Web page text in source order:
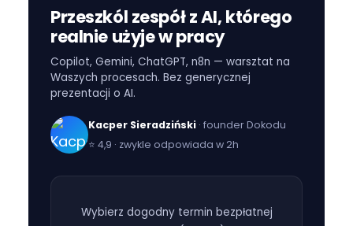
się czy wynik ma sens. Z Gemini: piszesz
pytanie po polsku i dostajesz
odpowiedź w 10 sekund. Bez VLOOKUP,
bez SUMIFS, bez bólu głowy.
Przeszkól zespół z AI, którego
realnie użyje w pracy
Copilot, Gemini, ChatGPT, n8n — warsztat na
Waszych procesach. Bez generycznej
prezentacji o AI.
Kacper Sieradziński · founder Dokodu
⭐ 4,9 · zwykle odpowiada w 2h
Wybierz dogodny termin bezpłatnej